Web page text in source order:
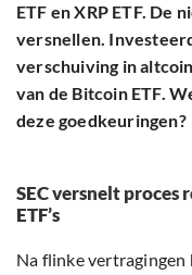
ETF en XRP ETF. De
versnellen.
verschuiving in
van de Bitcoin ETF.
deze goedkeuringen?
SEC versnelt
ETF’s
Na flinke vertragingen